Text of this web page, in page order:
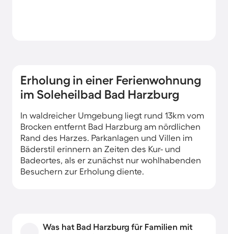
Erholung in einer Ferienwohnung
im Soleheilbad Bad Harzburg
In waldreicher Umgebung liegt rund 13km vom
Brocken entfernt Bad Harzburg am nördlichen
Rand des Harzes. Parkanlagen und Villen im
Bäderstil erinnern an Zeiten des Kur- und
Badeortes, als er zunächst nur wohlhabenden
Besuchern zur Erholung diente.
Was hat Bad Harzburg für Familien mit